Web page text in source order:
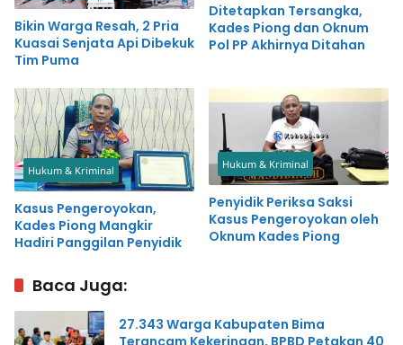
Bikin Warga Resah, 2 Pria
Kuasai Senjata Api Dibekuk
Tim Puma
Ditetapkan Tersangka,
Kades Piong dan Oknum
Pol PP Akhirnya Ditahan
Hukum & Kriminal
Kasus Pengeroyokan,
Kades Piong Mangkir
Hadiri Panggilan Penyidik
Hukum & Kriminal
Penyidik Periksa Saksi
Kasus Pengeroyokan oleh
Oknum Kades Piong
Baca Juga:
27.343 Warga Kabupaten Bima
Terancam Kekeringan, BPBD Petakan 40